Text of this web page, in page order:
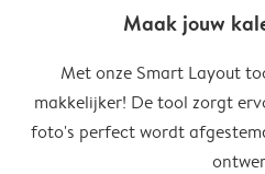
Maak jouw
Met onze Smart Layout
makkelijker! De tool zorgt
foto's perfect wordt